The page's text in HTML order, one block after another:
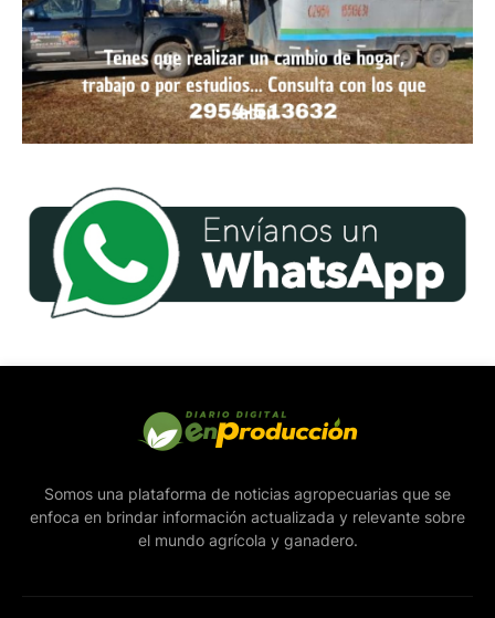
Somos una plataforma de noticias agropecuarias que se
enfoca en brindar información actualizada y relevante sobre
el mundo agrícola y ganadero.